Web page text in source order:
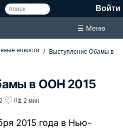
Войти
☰ Меню
новости
Выступление Обамы в
в ООН 2015
♡ 0⏳ 2 мин
2015 года в Нью-